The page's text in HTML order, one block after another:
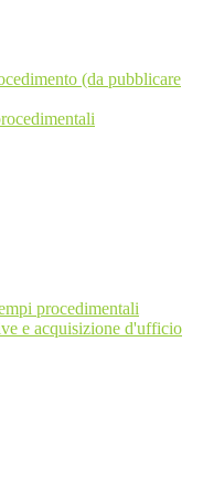
(da pubblicare
procedimentali
e acquisizione d'ufficio